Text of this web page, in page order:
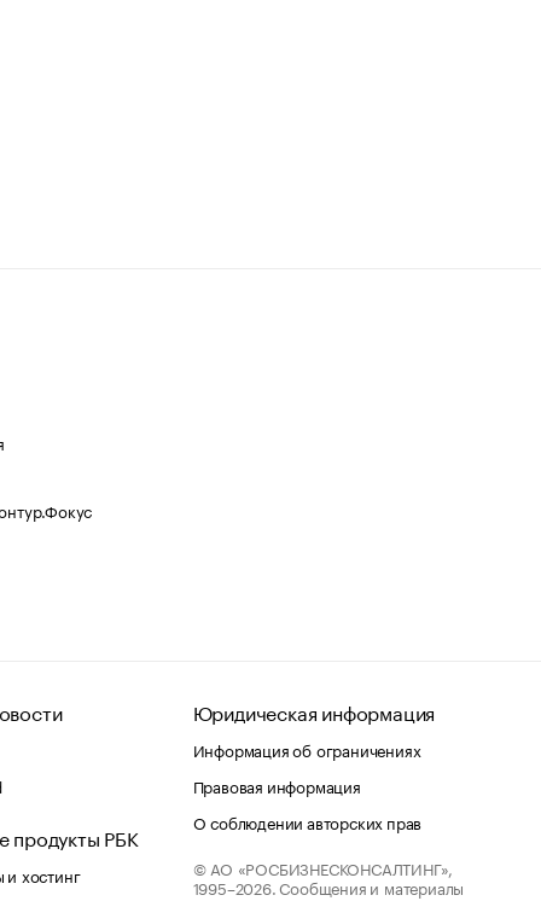
продукты РБК
хостинг
Юридическая информация
Информация об ограничениях
Правовая информация
О соблюдении авторских прав
© АО «РОСБИЗНЕСКОНСАЛТИНГ»,
1995–2026. Сообщения и материалы